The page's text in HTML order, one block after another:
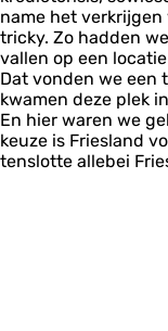
name het
tricky. Zo hadden
vallen op een
Dat vonden we een
kwamen deze plek
En hier waren we
keuze is Friesland
tenslotte allebei